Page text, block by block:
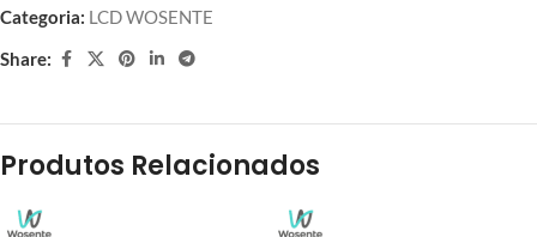
Categoria: LCD WOSENTE
Share:
Produtos Relacionados